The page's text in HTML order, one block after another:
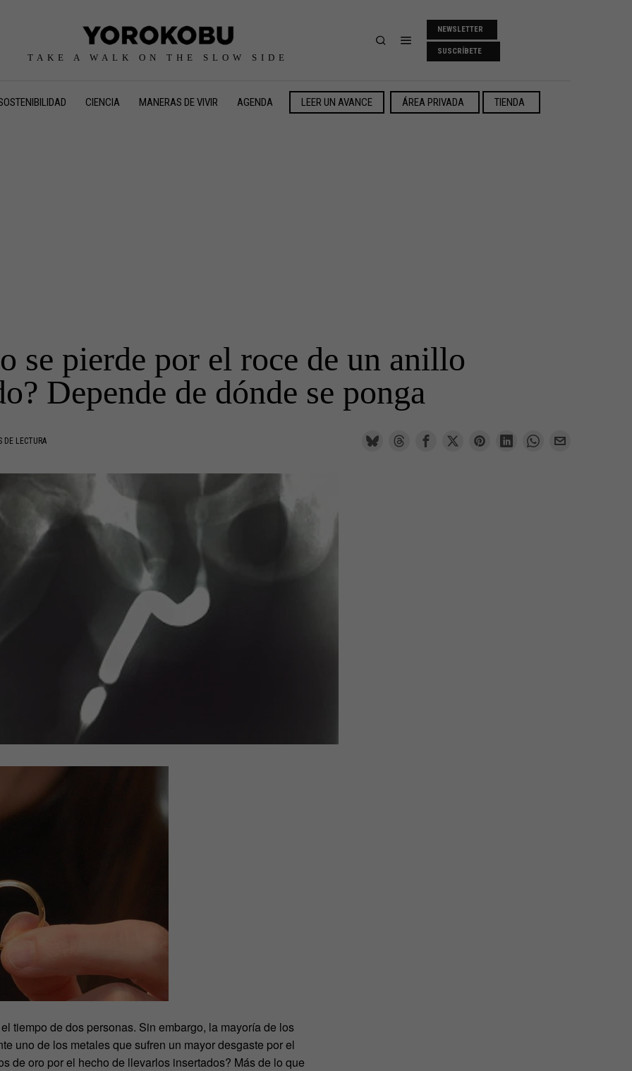
TAKE A WALK ON THE SLOW SIDE
NEWSLETTER
SUSCRÍBETE
CIENCIA MANERAS DE VIVIR AGENDA LEER UN AVANCE ÁREA PRIVADA TIENDA
se pierde por el roce de un anillo
Depende de dónde se ponga
DE LECTURA
tiempo de dos personas. Sin embargo, la mayoría de los
uno de los metales que sufren un mayor desgaste por el
de oro por el hecho de llevarlos insertados? Más de lo que